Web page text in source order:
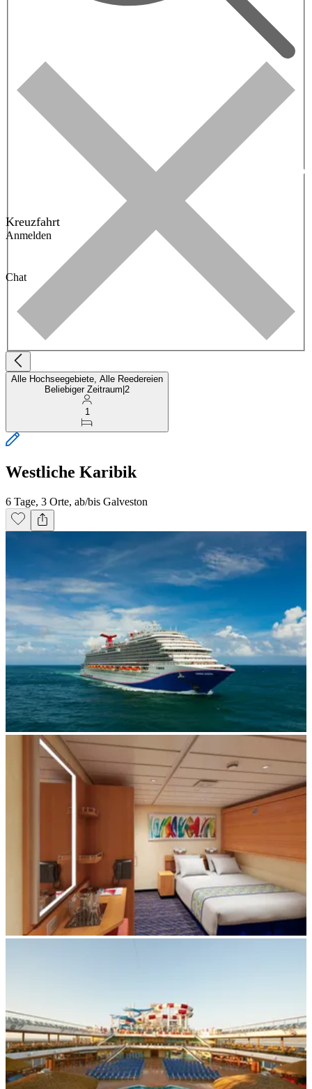
Kreuzfahrt
Anmelden
Chat
Alle Hochseegebiete, Alle Reedereien
Beliebiger Zeitraum 2
1
Westliche Karibik
6 Tage, 3 Orte, ab/bis Galveston